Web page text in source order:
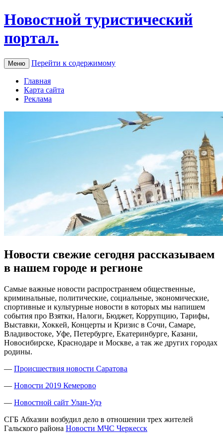
Новостной туристический
портал.
Меню Перейти к содержимому
Главная
Карта сайта
Реклама
Новости свежие сегодня рассказываем
в нашем городе и регионе
Сaмыe вaжныe новости распространяем общественные,
криминальные, политические, социальные, экономические,
спортивные и культурные новости в которых мы напишем
события про Взятки, Налоги, Бюджет, Коррупцию, Тарифы,
Выставки, Хоккей, Концерты и Кризис в Сочи, Самаре,
Владивостоке, Уфе, Петербурге, Екатеринбурге, Казани,
Новосибирске, Краснодаре и Москве, а так же других городах
родины.
— Происшествия новости Саратова
— Новости 2019 Кемерово
— Новостной сайт Улан-Удэ
СГБ Абхазии возбудил дело в отношении трех жителей
Гальского района Новости МЧС Черкесск